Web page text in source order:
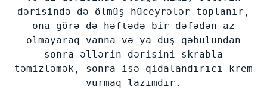
dərisində də ölmüş hüceyrələr toplanır,
ona görə də həftədə bir dəfədən az
olmayaraq vanna və ya duş qəbulundan
sonra əllərin dərisini skrabla
təmizləmək, sonra isə qidalandırıcı krem
vurmaq lazımdır.